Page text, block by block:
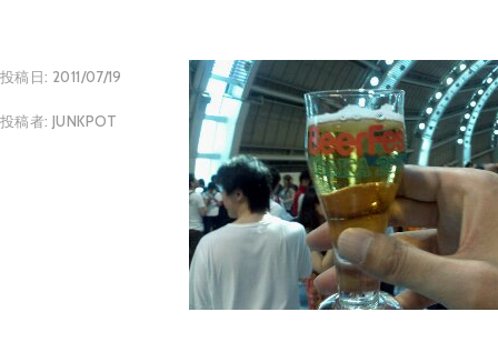
投稿日: 2011/07/19
投稿者: JUNKPOT